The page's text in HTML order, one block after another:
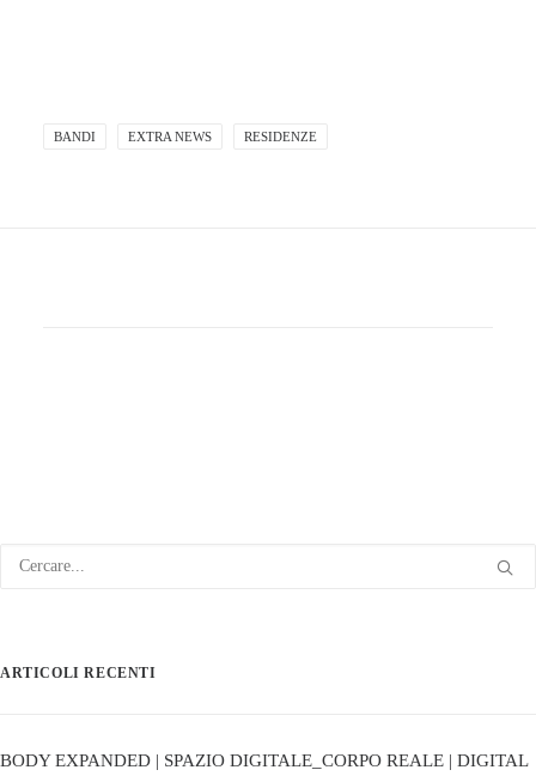
BANDI EXTRA NEWS RESIDENZE
ARTICOLI RECENTI
BODY EXPANDED | SPAZIO DIGITALE_CORPO REALE | DIGITAL